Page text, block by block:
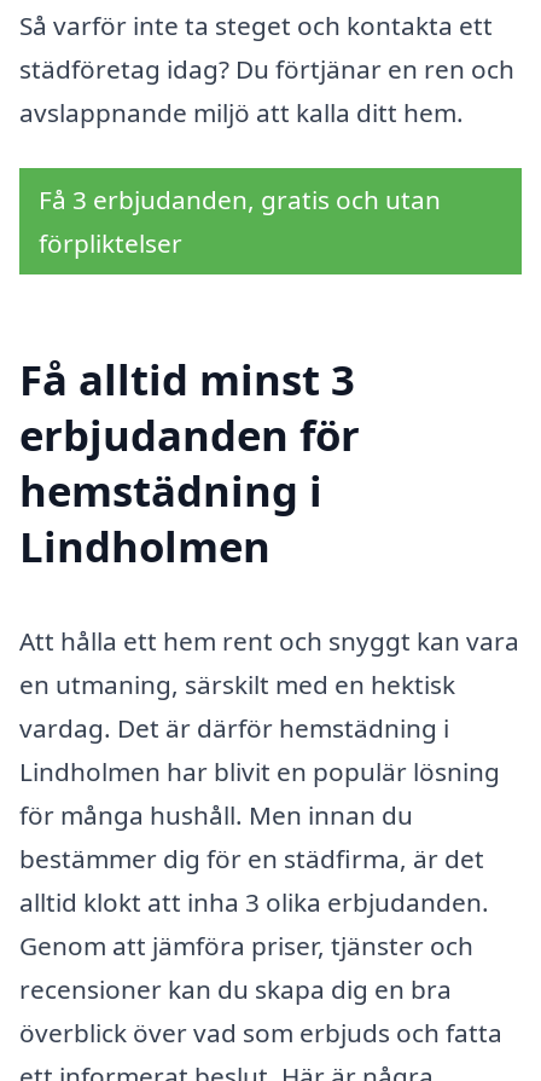
Så varför inte ta steget och kontakta ett
städföretag idag? Du förtjänar en ren och
avslappnande miljö att kalla ditt hem.
Få 3 erbjudanden, gratis och utan
förpliktelser
Få alltid minst 3
erbjudanden för
hemstädning i
Lindholmen
Att hålla ett hem rent och snyggt kan vara
en utmaning, särskilt med en hektisk
vardag. Det är därför hemstädning i
Lindholmen har blivit en populär lösning
för många hushåll. Men innan du
bestämmer dig för en städfirma, är det
alltid klokt att inha 3 olika erbjudanden.
Genom att jämföra priser, tjänster och
recensioner kan du skapa dig en bra
överblick över vad som erbjuds och fatta